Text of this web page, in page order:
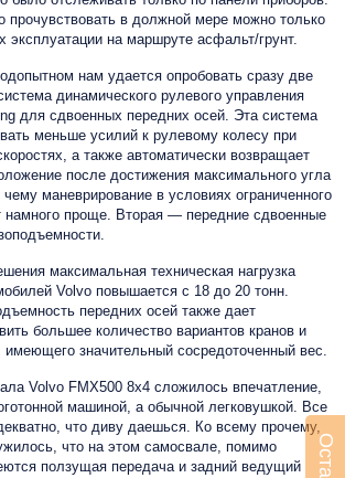
прочувствовать в должной мере можно только
эксплуатации на маршруте асфальт/грунт.
нам удается опробовать сразу две
динамического рулевого управления
для сдвоенных передних осей. Эта система
меньше усилий к рулевому колесу при
а также автоматически возвращает
после достижения максимального угла
чему маневрирование в условиях ограниченного
намного проще. Вторая — передние сдвоенные
максимальная техническая нагрузка
Volvo повышается с 18 до 20 тонн.
передних осей также дает
большее количество вариантов кранов и
имеющего значительный сосредоточенный вес.
Volvo FMX500 8x4 сложилось впечатление,
машиной, а обычной легковушкой. Все
что диву даешься. Ко всему прочему,
что на этом самосвале, помимо
ползущая передача и задний ведущий